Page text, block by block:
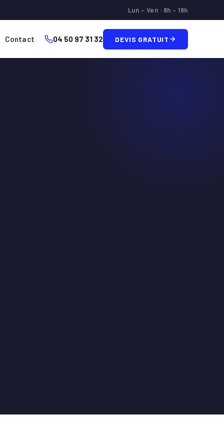
Lun – Ven · 8h – 18h
Contact 04 50 97 31 32 DEVIS GRATUIT